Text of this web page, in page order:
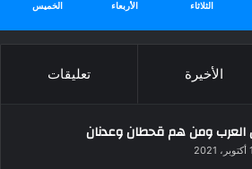
الثلاثاء الأربعاء الخميس
الأخيرة تعليقات
العرب ومن هم قحطان وعدنان